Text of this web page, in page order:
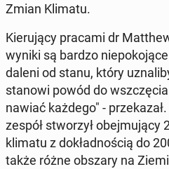
Zmian Klimatu.
Kie­ru­ją­cy pracami dr
wyniki są bardzo
da­le­ni od stanu, który
stanowi powód do
na­wiać każdego" -
zespół stwo­rzył obej­mu­ją­cy
klimatu z do­kład­no­ścią do
także różne obszary na